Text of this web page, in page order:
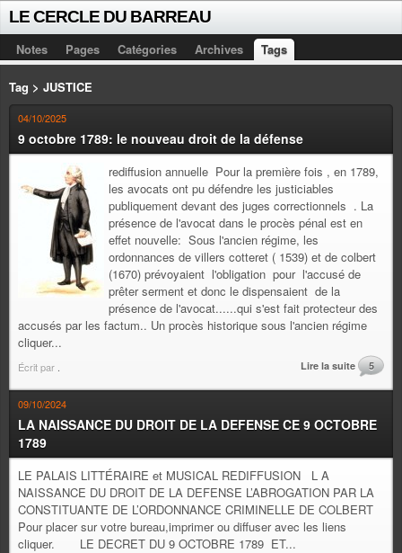
LE CERCLE DU BARREAU
Notes Pages Catégories Archives Tags
Tag > JUSTICE
04/10/2025
9 octobre 1789: le nouveau droit de la défense
rediffusion annuelle Pour la première fois , en 1789,
les avocats ont pu défendre les justiciables
publiquement devant des juges correctionnels . La
présence de l'avocat dans le procès pénal est en
effet nouvelle: Sous l'ancien régime, les
ordonnances de villers cotteret ( 1539) et de colbert
(1670) prévoyaient l'obligation pour l'accusé de
prêter serment et donc le dispensaient de la
présence de l'avocat......qui s'est fait protecteur des
accusés par les factum.. Un procès historique sous l'ancien régime
cliquer...
Écrit par Lire la suite 5
09/10/2024
LA NAISSANCE DU DROIT DE LA DEFENSE CE 9 OCTOBRE
1789
LE PALAIS LITTÉRAIRE et MUSICAL REDIFFUSION L A
NAISSANCE DU DROIT DE LA DEFENSE L’ABROGATION PAR LA
CONSTITUANTE DE L’ORDONNANCE CRIMINELLE DE COLBERT
Pour placer sur votre bureau,imprimer ou diffuser avec les liens
cliquer. LE DECRET DU 9 OCTOBRE 1789 ET...